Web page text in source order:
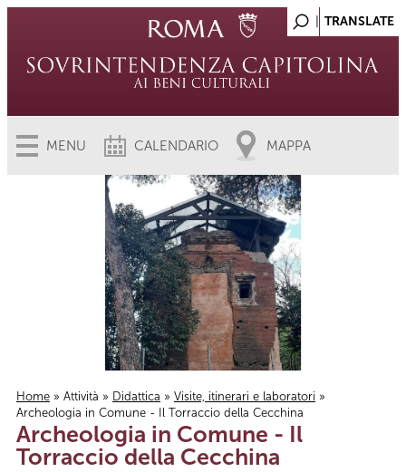
MENU CALENDARIO MAPPA
Tu sei qui
Home » Attività » Didattica » Visite, itinerari e laboratori »
Archeologia in Comune - Il Torraccio della Cecchina
Archeologia in Comune - Il
Torraccio della Cecchina